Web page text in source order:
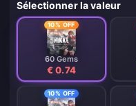
Sélectionner la valeur
10% OFF
60 Gems
€ 0.74
10% OFF